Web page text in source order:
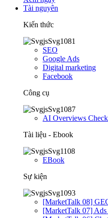
Tài nguyên
Kiến thức
SEO
Google Ads
Digital marketing
Facebook
Công cụ
AI Overviews
Tài liệu - Ebook
EBook
Sự kiện
[MarketTalk 08]
[MarketTalk 07]